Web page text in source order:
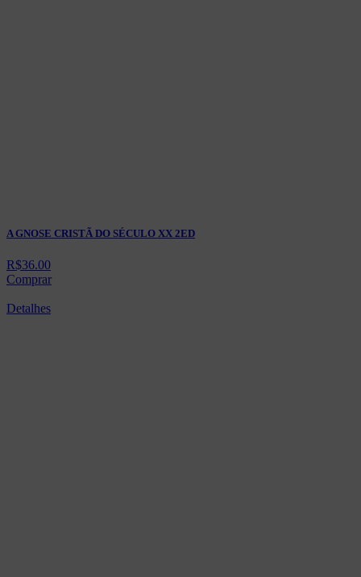
A GNOSE CRISTÃ DO SÉCULO XX 2ED
R$36.00
Comprar
Detalhes